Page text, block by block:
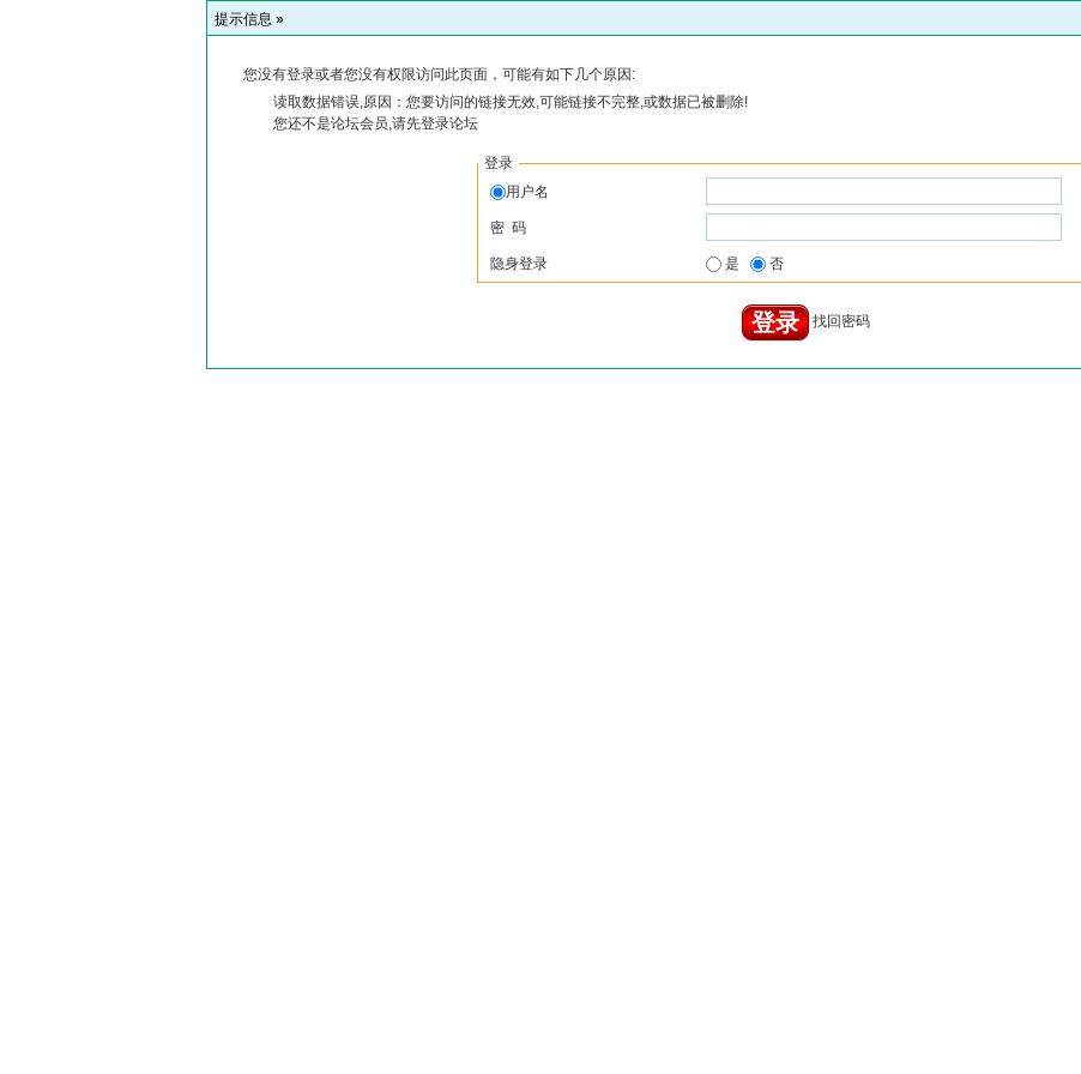
提示信息 »
您没有登录或者您没有权限访问此页面，可能有如下几个原因:
读取数据错误,原因：您要访问的链接无效,可能链接不完整,或数据已被删除!
您还不是论坛会员,请先登录论坛
登录
用户名
密 码
隐身登录 是 否
找回密码